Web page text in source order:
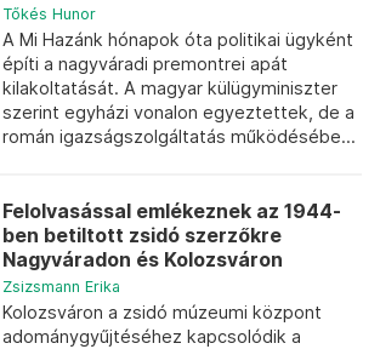
Tőkés Hunor
A Mi Hazánk hónapok óta politikai ügyként
építi a nagyváradi premontrei apát
kilakoltatását. A magyar külügyminiszter
szerint egyházi vonalon egyeztettek, de a
román igazságszolgáltatás működésébe...
Felolvasással emlékeznek az 1944-
ben betiltott zsidó szerzőkre
Nagyváradon és Kolozsváron
Zsizsmann Erika
Kolozsváron a zsidó múzeumi központ
adománygyűjtéséhez kapcsolódik a